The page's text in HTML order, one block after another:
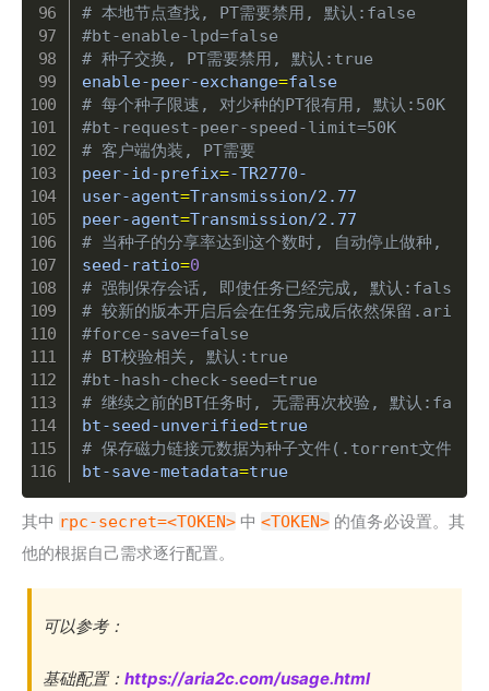
# 本地节点查找, PT需要禁用, 默认:false
#bt-enable-lpd=false
# 种子交换, PT需要禁用, 默认:true
enable-peer-exchange=
# 每个种子限速, 对少种的PT很有用, 默认:50K
#bt-request-peer-speed-limit=50K
# 客户端伪装, PT需要
peer-id-prefix=-TR2770-
user-agent=Transmission/2.77
peer-agent=
# 当种子的分享率达到这个数时, 自动停止做种, 0
seed-ratio=0
# 强制保存会话, 即使任务已经完成, 默认:false
# 较新的版本开启后会在任务完成后依然保留.aria2
#force-save=false
# BT校验相关, 默认:true
#bt-hash-check-seed=true
# 继续之前的BT任务时, 无需再次校验, 默认:false
bt-seed-unverified=
# 保存磁力链接元数据为种子文件(.torrent文件),
bt-save-metadata=true
其中 rpc-secret=<TOKEN> 中 <TOKEN> 的值务必设置。其
他的根据自己需求逐行配置。
可以参考：
基础配置： https://aria2c.com/usage.html